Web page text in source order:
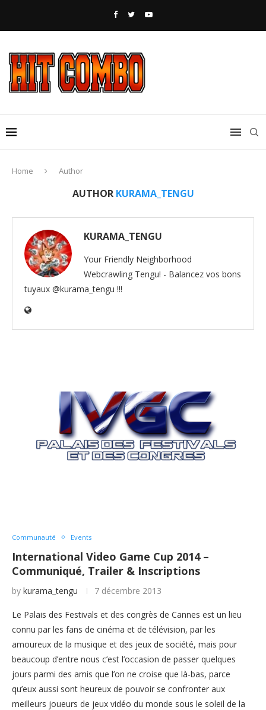
Home Author
AUTHOR KURAMA_TENGU
KURAMA_TENGU
Your Friendly Neighborhood
Webcrawling Tengu! - Balancez vos bons
tuyaux @kurama_tengu !!!
Communauté Events
International Video Game Cup 2014 –
Communiqué, Trailer & Inscriptions
by kurama_tengu 7 décembre 2013
Le Palais des Festivals et des congrès de Cannes est un lieu
connu par les fans de cinéma et de télévision, par les
amoureux de la musique et des jeux de société, mais pour
beaucoup d’entre nous c’est l’occasion de passer quelques
jours parmi des amis que l’on ne croise que là-bas, parce
qu’eux aussi sont heureux de pouvoir se confronter aux
meilleurs joueurs de jeux vidéo du monde sous le soleil de la